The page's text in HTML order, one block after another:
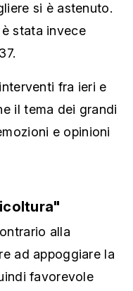
si è astenuto.
stata invece
fra ieri e
il tema dei grandi
e opinioni
alla
ad appoggiare la
favorevole